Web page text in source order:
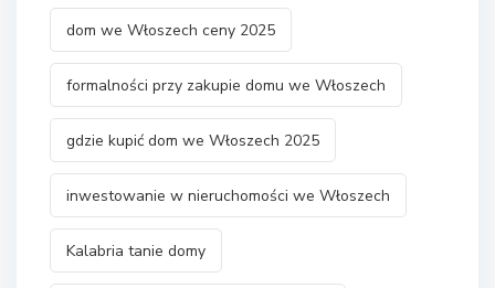
dom we Włoszech ceny 2025
formalności przy zakupie domu we Włoszech
gdzie kupić dom we Włoszech 2025
inwestowanie w nieruchomości we Włoszech
Kalabria tanie domy